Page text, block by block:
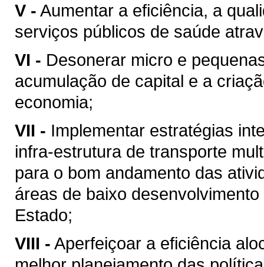
V - Aumentar a eficiência, a
serviços públicos de saúde
VI - Desonerar micro e
acumulação de capital e a
economia;
VII - Implementar estratégias
infra-estrutura de transporte
para o bom andamento das
áreas de baixo
Estado;
VIII - Aperfeiçoar a eficiência